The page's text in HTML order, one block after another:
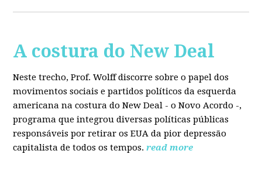
A costura do New Deal
Neste trecho, Prof. Wolff discorre sobre o papel dos
movimentos sociais e partidos políticos da esquerda
americana na costura do New Deal - o Novo Acordo -,
programa que integrou diversas políticas públicas
responsáveis por retirar os EUA da pior depressão
capitalista de todos os tempos. read more